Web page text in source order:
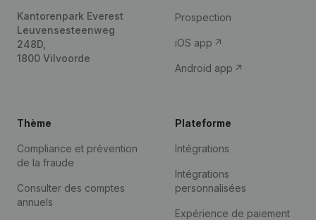
Kantorenpark Everest
Leuvensesteenweg
248D,
1800 Vilvoorde
Prospection
iOS app
Android app
Thème
Compliance et prévention
de la fraude
Consulter des comptes
annuels
Plateforme
Intégrations
Intégrations
personnalisées
Expérience de paiement